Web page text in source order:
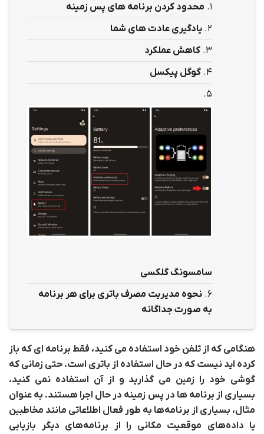
1. محدود کردن برنامه های پس زمینه
2. یادگیری عادت های شما
3. کاهش عملکرد
4. گوگل پیکسل
5.
سامسونگ گلکسی
6. نحوه مدیریت مصرف باتری برای هر برنامه
به صورت جداگانه
هنگامی که از تلفن خود استفاده می کنید، فقط برنامه ای که باز
کرده اید نیست که در حال استفاده از باتری است. حتی زمانی که
گوشی خود را زمین می گذارید و از آن استفاده نمی کنید،
بسیاری از برنامه ها در پس زمینه در حال اجرا هستند. به عنوان
مثال، بسیاری از برنامه‌ها به طور فعال اطلاعاتی مانند مخاطبین
یا داده‌های موقعیت مکانی را از برنامه‌های دیگر بازیابی